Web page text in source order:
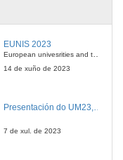
JAI 2014 Entrevista Joan Pallás
4 de nov. de 2014
EUNIS 2023
European univesrities and the digital transformation: challenges and opportunities ahead
14 de xuño de 2023
7 de xul. de 2023